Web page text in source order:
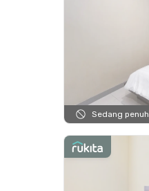
Sedang penuh